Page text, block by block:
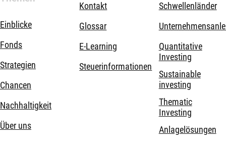
Einblicke
Fonds
Strategien
Chancen
Nachhaltigkeit
Über uns
Kontakt
Glossar
E-Learning
Steuerinformationen
Schwellenländer
Quantitative
Investing
Sustainable
investing
Thematic
Investing
Anlagelösungen